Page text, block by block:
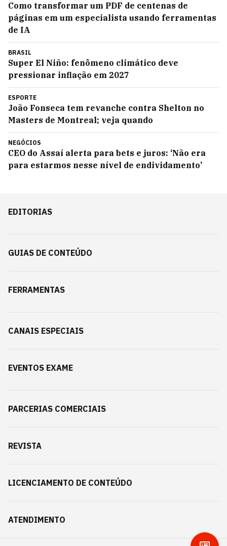
Como transformar um PDF de centenas de
páginas em um especialista usando ferramentas
de IA
BRASIL
Super El Niño: fenômeno climático deve
pressionar inflação em 2027
ESPORTE
João Fonseca tem revanche contra Shelton no
Masters de Montreal; veja quando
NEGÓCIOS
CEO do Assaí alerta para bets e juros: ‘Não era
para estarmos nesse nível de endividamento’
EDITORIAS
GUIAS DE CONTEÚDO
FERRAMENTAS
CANAIS ESPECIAIS
EVENTOS EXAME
PARCERIAS COMERCIAIS
REVISTA
LICENCIAMENTO DE CONTEÚDO
ATENDIMENTO